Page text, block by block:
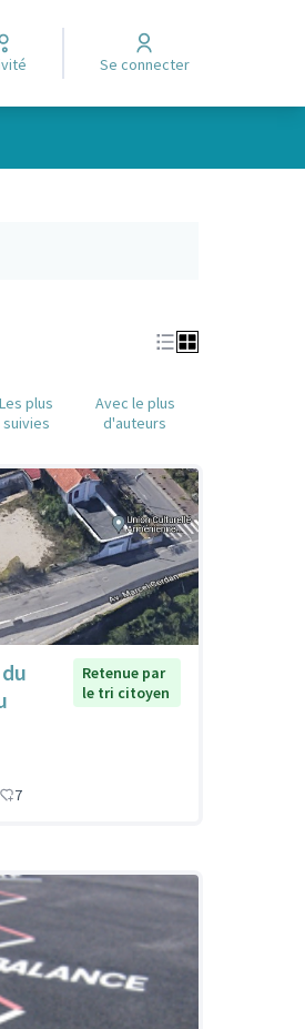
Se connecter
Les plus
suivies
Avec le plus
d'auteurs
Retenue par
le tri citoyen
7